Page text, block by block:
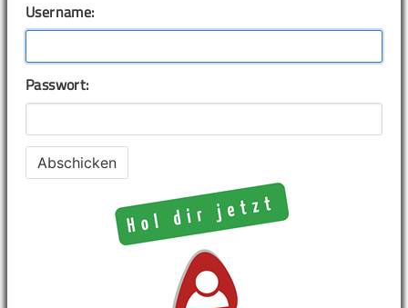
Username:
Passwort: